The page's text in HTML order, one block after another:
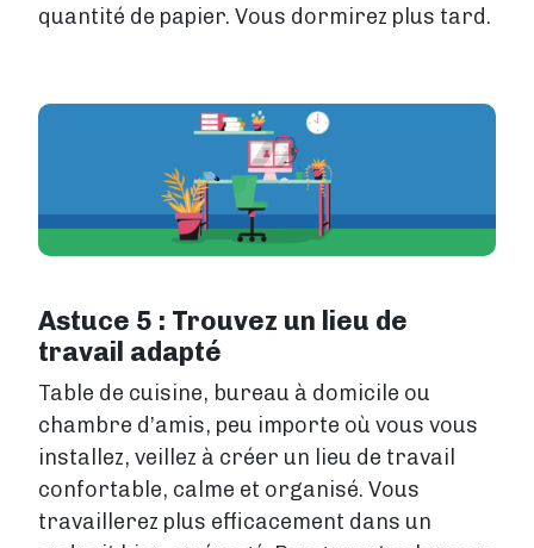
quantité de papier. Vous dormirez plus tard.
Astuce 5 : Trouvez un lieu de
travail adapté
Table de cuisine, bureau à domicile ou
chambre d’amis, peu importe où vous vous
installez, veillez à créer un lieu de travail
confortable, calme et organisé. Vous
travaillerez plus efficacement dans un